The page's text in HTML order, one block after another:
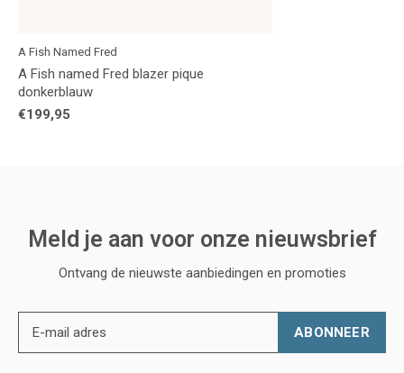
A Fish Named Fred
A Fish named Fred blazer pique
donkerblauw
€199,95
Meld je aan voor onze nieuwsbrief
Ontvang de nieuwste aanbiedingen en promoties
ABONNEER